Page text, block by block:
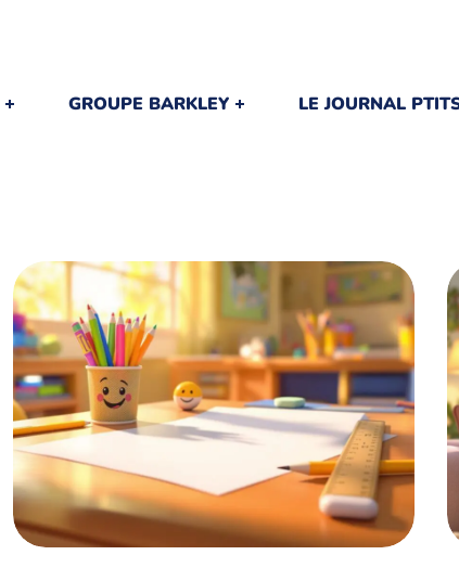
GROUPE BARKLEY LE JOURNAL